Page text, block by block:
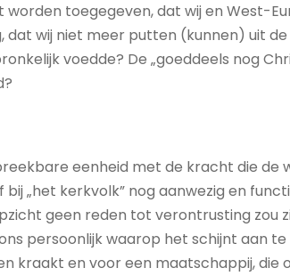
toegegeven, dat wij en West-
dat wij niet meer putten (kunnen) uit de
voedde? De „goeddeels nog
eenheid met de kracht die de
„het kerkvolk” nog aanwezig en
geen reden tot verontrusting zou
persoonlijk waarop het schijnt aan
kraakt en voor een maatschappij, die